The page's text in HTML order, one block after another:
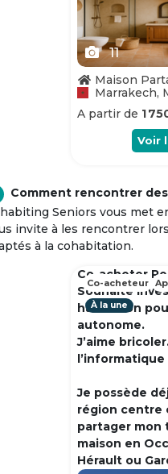
11
Maison
Marrakech,
A partir de 1
Voir
Comment rencontrer
Seniors vous met
invite à les rencontrer
à la cohabitation.
Co-acheter
Souhaite
habitation
autonome.
J’aime
Je possède
région centre
partager mon
maison en
Hérault ou
À la une
Co-acheteur